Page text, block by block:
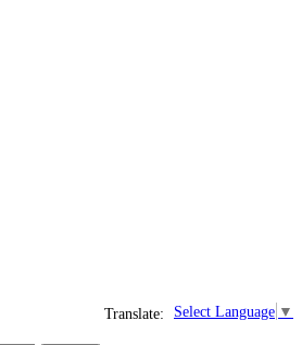
Select Language ▼
Translate: